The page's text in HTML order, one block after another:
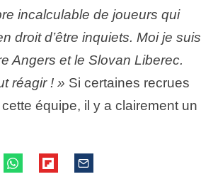
incalculable de joueurs qui
droit d’être inquiets. Moi je suis
Angers et le Slovan Liberec.
réagir ! » Si certaines recrues
équipe, il y a clairement un